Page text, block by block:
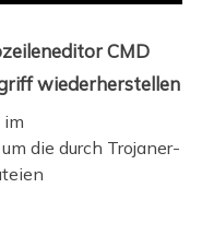
CMD
wiederherstellen
im
die durch Trojaner-